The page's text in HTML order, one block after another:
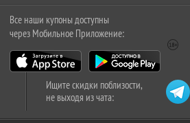
Все наши купоны доступны
через Мобильное Приложение:
Ищите скидки поблизости,
не выходя из чата: